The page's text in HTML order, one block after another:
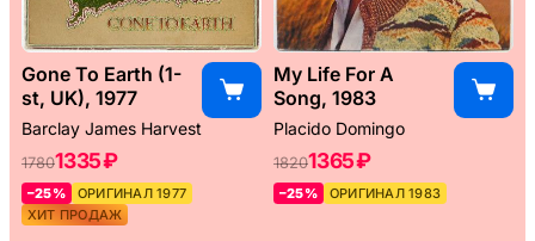
Gone To Earth (1-
st, UK), 1977
Barclay James Harvest
17801335 ₽
–25%
ОРИГИНАЛ 1977
ХИТ ПРОДАЖ
My Life For A
Song, 1983
Placido Domingo
18201365 ₽
–25% ОРИГИНАЛ 1983